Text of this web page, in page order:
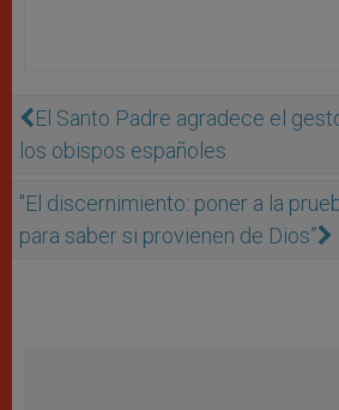
El Santo Padre agradece el
los obispos españoles
"El discernimiento: poner a la
para saber si provienen de Dios”